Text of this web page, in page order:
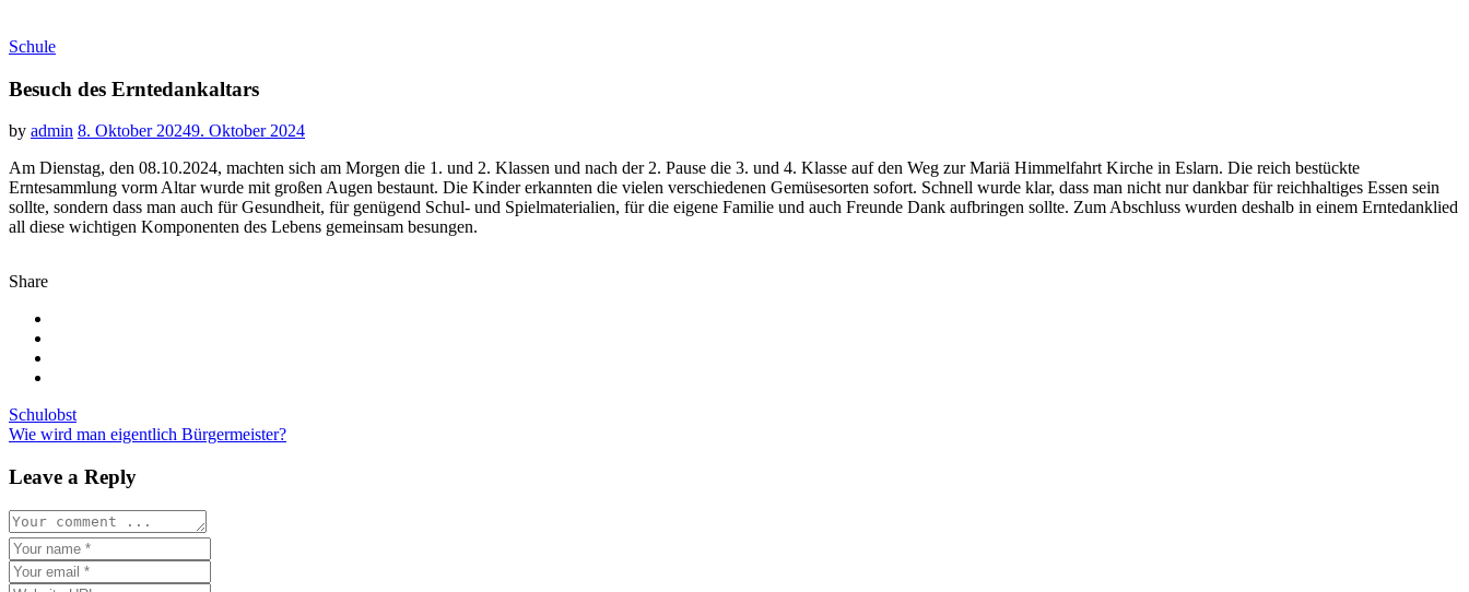
Schule
Besuch des Erntedankaltars
by admin 8. Oktober 20249. Oktober 2024
Am Dienstag, den 08.10.2024, machten sich am Morgen die 1. und 2. Klassen und nach der 2. Pause die 3. und 4. Klasse auf den Weg zur Mariä Himmelfahrt Kirche in Eslarn. Die reich bestückte
Erntesammlung vorm Altar wurde mit großen Augen bestaunt. Die Kinder erkannten die vielen verschiedenen Gemüsesorten sofort. Schnell wurde klar, dass man nicht nur dankbar für reichhaltiges Essen sein
sollte, sondern dass man auch für Gesundheit, für genügend Schul- und Spielmaterialien, für die eigene Familie und auch Freunde Dank aufbringen sollte. Zum Abschluss wurden deshalb in einem Erntedanklied
all diese wichtigen Komponenten des Lebens gemeinsam besungen.
Share
Beitragsnavigation
Schulobst
Wie wird man eigentlich Bürgermeister?
Leave a Reply